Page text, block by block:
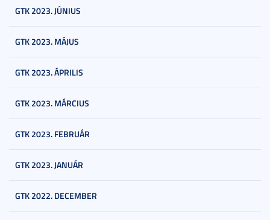
GTK 2023. JÚNIUS
GTK 2023. MÁJUS
GTK 2023. ÁPRILIS
GTK 2023. MÁRCIUS
GTK 2023. FEBRUÁR
GTK 2023. JANUÁR
GTK 2022. DECEMBER